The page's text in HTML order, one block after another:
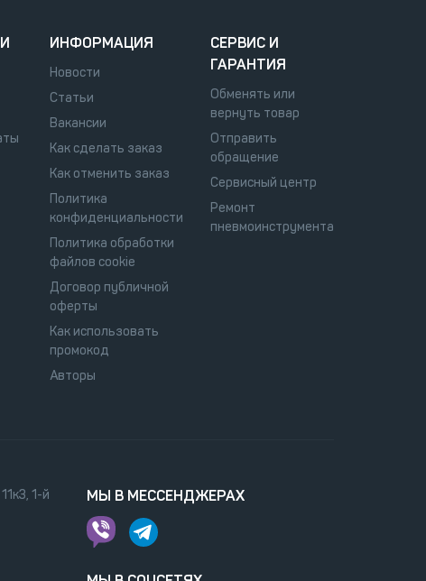
ИНФОРМАЦИЯ
Новости
Статьи
Вакансии
Как сделать заказ
Как отменить заказ
Политика
конфиденциальности
Политика обработки
файлов cookie
Договор публичной
оферты
Как использовать
промокод
Авторы
СЕРВИС И
ГАРАНТИЯ
Обменять или
вернуть товар
Отправить
обращение
Сервисный центр
Ремонт
пневмоинструмента
1-й
МЫ В МЕССЕНДЖЕРАХ